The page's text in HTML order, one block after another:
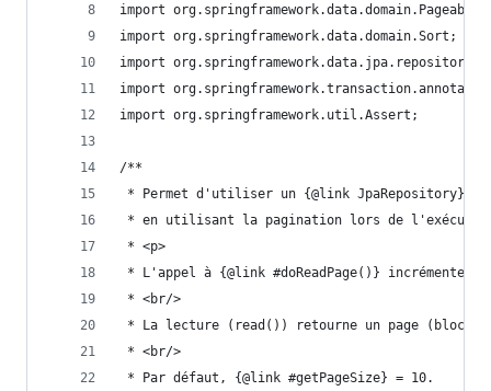
import org.springframework.data.domain.Pageable;
import org.springframework.data.domain.Sort;
import
import
import org.springframework.util.Assert;
/**
* Permet d'utiliser un {@link JpaRepository}
* en utilisant la pagination lors de l'exécution
* <p>
* L'appel à {@link #doReadPage()} incrémente
* <br/>
* La lecture (read()) retourne un page (bloc de
* <br/>
* Par défaut, {@link #getPageSize} = 10.